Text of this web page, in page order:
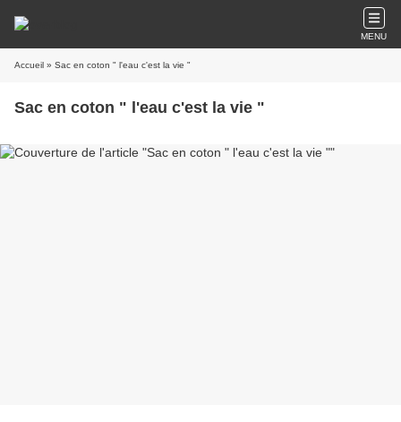
MENU
Accueil » Sac en coton " l'eau c'est la vie "
Sac en coton " l'eau c'est la vie "